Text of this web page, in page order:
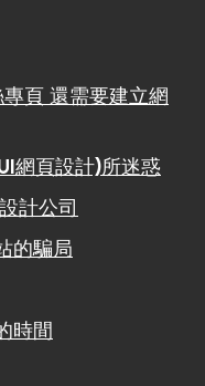
頁 還需要建立網
網頁設計)所迷惑
計公司
的騙局
時間